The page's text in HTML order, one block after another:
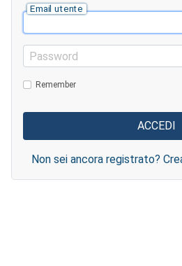
Email utente
Password
Remember
Non sei ancora registrato?